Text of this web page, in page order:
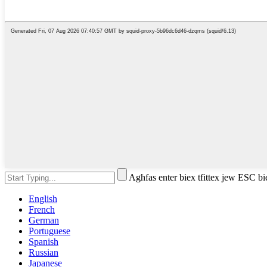
Agħfas enter biex tfittex jew ESC
English
French
German
Portuguese
Spanish
Russian
Japanese